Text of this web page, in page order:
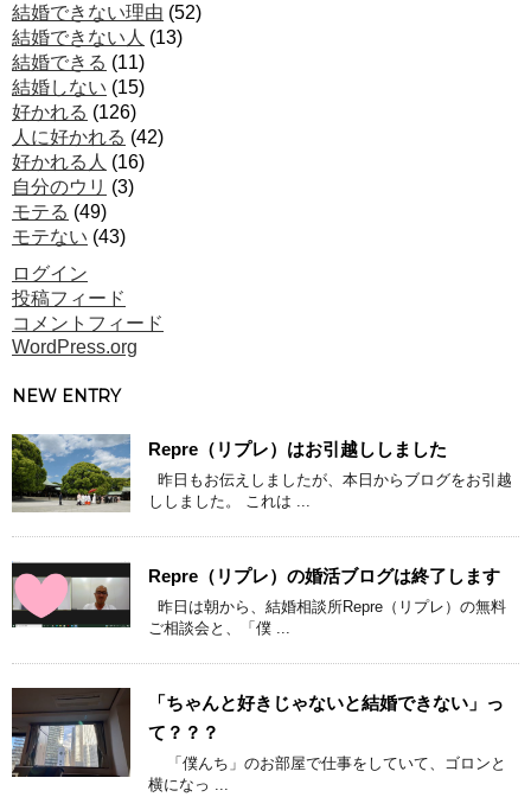
結婚できない理由 (52)
結婚できない人 (13)
結婚できる (11)
結婚しない (15)
好かれる (126)
人に好かれる (42)
好かれる人 (16)
自分のウリ (3)
モテる (49)
モテない (43)
ログイン
投稿フィード
コメントフィード
WordPress.org
NEW ENTRY
Repre（リプレ）はお引越ししました
昨日もお伝えしましたが、本日からブログをお引越
ししました。 これは ...
Repre（リプレ）の婚活ブログは終了します
昨日は朝から、結婚相談所Repre（リプレ）の無料
ご相談会と、「僕 ...
「ちゃんと好きじゃないと結婚できない」っ
て？？？
「僕んち」のお部屋で仕事をしていて、ゴロンと
横になっ ...